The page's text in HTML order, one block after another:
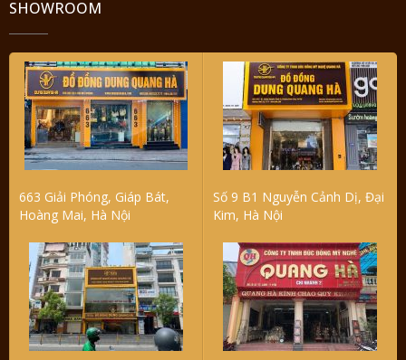
SHOWROOM
663 Giải Phóng, Giáp Bát,
Hoàng Mai, Hà Nội
Số 9 B1 Nguyễn Cảnh Dị, Đại
Kim, Hà Nội